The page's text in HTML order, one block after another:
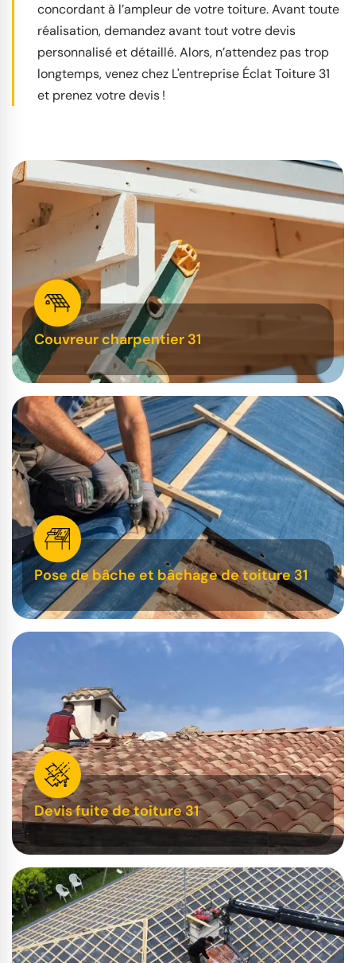
concordant à l’ampleur de votre toiture. Avant toute
réalisation, demandez avant tout votre devis
personnalisé et détaillé. Alors, n’attendez pas trop
longtemps, venez chez L'entreprise Éclat Toiture 31
et prenez votre devis !
Couvreur charpentier 31
Pose de bâche et bâchage de toiture 31
Devis fuite de toiture 31